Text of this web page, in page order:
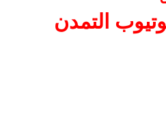
التمدن